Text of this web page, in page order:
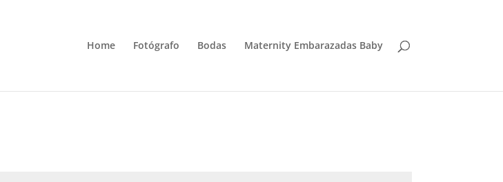
Home Fotógrafo Bodas Maternity Embarazadas Baby